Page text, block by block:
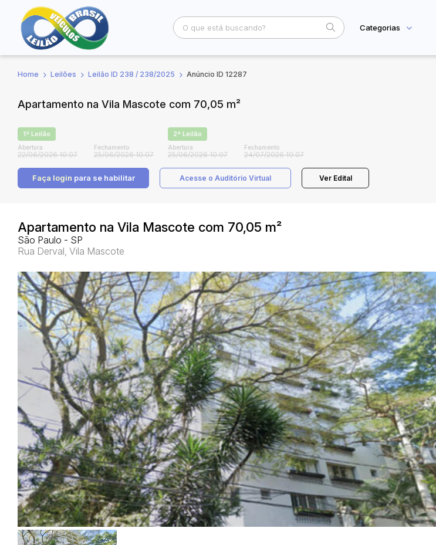
Busca por palavra-chave Categoria
Categorias
Home Leilões Leilão ID 238 / 238/2025 Anúncio ID 12287
Apartamento na Vila Mascote com 70,05 m²
1ª Leilão
Abertura
22/06/2026 10:07
Fechamento
25/06/2026 10:07
2ª Leilão
Abertura
25/06/2026 10:07
Fechamento
24/07/2026 10:07
Faça login para se habilitar Acesse o Auditório Virtual Ver Edital
Apartamento na Vila Mascote com 70,05 m²
São Paulo - SP
Rua Derval, Vila Mascote